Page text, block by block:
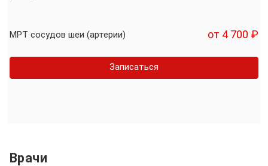
МРТ сосудов шеи (артерии) от 4 700 ₽
Записаться
Врачи